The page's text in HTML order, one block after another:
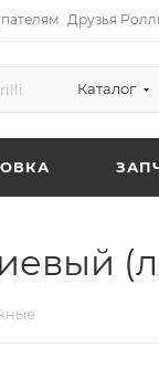
Друзья
Каталог